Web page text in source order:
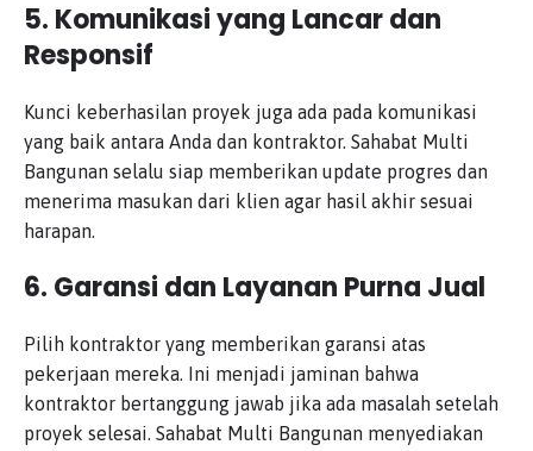
5. Komunikasi yang Lancar dan
Responsif
Kunci keberhasilan proyek juga ada pada komunikasi
yang baik antara Anda dan kontraktor. Sahabat Multi
Bangunan selalu siap memberikan update progres dan
menerima masukan dari klien agar hasil akhir sesuai
harapan.
6. Garansi dan Layanan Purna Jual
Pilih kontraktor yang memberikan garansi atas
pekerjaan mereka. Ini menjadi jaminan bahwa
kontraktor bertanggung jawab jika ada masalah setelah
proyek selesai. Sahabat Multi Bangunan menyediakan